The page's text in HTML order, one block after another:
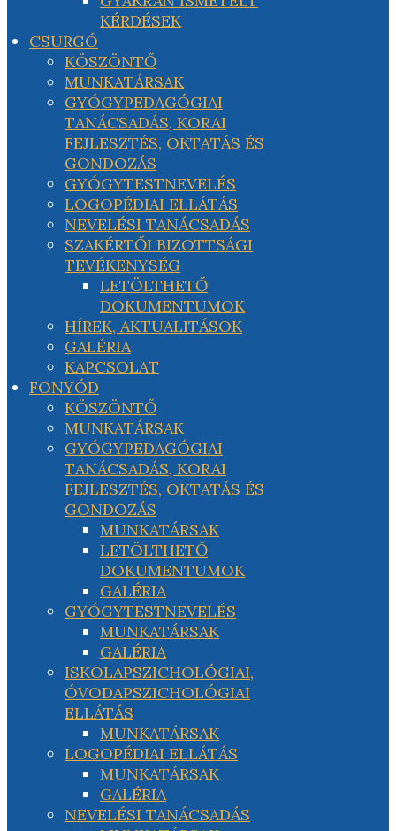
KÉRDÉSEK
CSURGÓ
KÖSZÖNTŐ
MUNKATÁRSAK
GYÓGYPEDAGÓGIAI
TANÁCSADÁS, KORAI
FEJLESZTÉS, OKTATÁS ÉS
GONDOZÁS
GYÓGYTESTNEVELÉS
LOGOPÉDIAI ELLÁTÁS
NEVELÉSI TANÁCSADÁS
SZAKÉRTŐI BIZOTTSÁGI
TEVÉKENYSÉG
LETÖLTHETŐ
DOKUMENTUMOK
HÍREK, AKTUALITÁSOK
GALÉRIA
KAPCSOLAT
FONYÓD
KÖSZÖNTŐ
MUNKATÁRSAK
GYÓGYPEDAGÓGIAI
TANÁCSADÁS, KORAI
FEJLESZTÉS, OKTATÁS ÉS
GONDOZÁS
MUNKATÁRSAK
LETÖLTHETŐ
DOKUMENTUMOK
GALÉRIA
GYÓGYTESTNEVELÉS
MUNKATÁRSAK
GALÉRIA
ISKOLAPSZICHOLÓGIAI,
ÓVODAPSZICHOLÓGIAI
ELLÁTÁS
MUNKATÁRSAK
LOGOPÉDIAI ELLÁTÁS
MUNKATÁRSAK
GALÉRIA
NEVELÉSI TANÁCSADÁS